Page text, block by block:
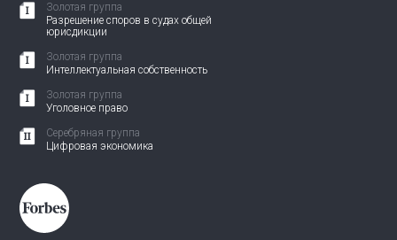
Золотая группа
Разрешение споров в судах общей
юрисдикции
Золотая группа
Интеллектуальная собственность
Золотая группа
Уголовное право
Серебряная группа
Цифровая экономика